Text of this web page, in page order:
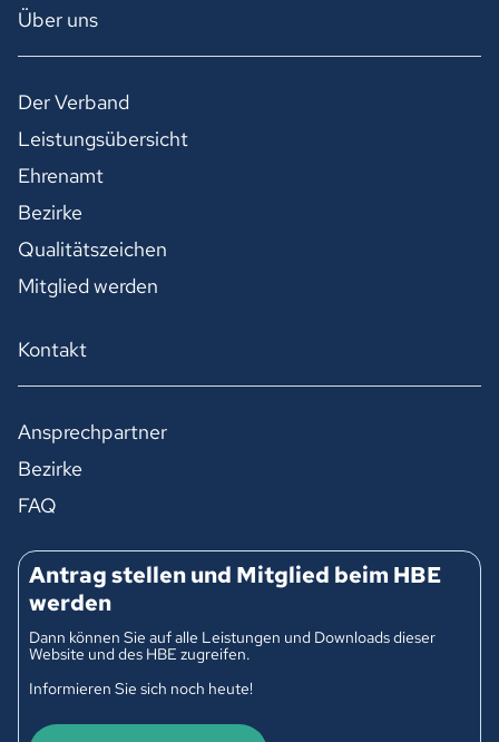
Über uns
Der Verband
Leistungsübersicht
Ehrenamt
Bezirke
Qualitätszeichen
Mitglied werden
Kontakt
Ansprechpartner
Bezirke
FAQ
Antrag stellen und Mitglied beim HBE
werden
Dann können Sie auf alle Leistungen und Downloads dieser
Website und des HBE zugreifen.
Informieren Sie sich noch heute!